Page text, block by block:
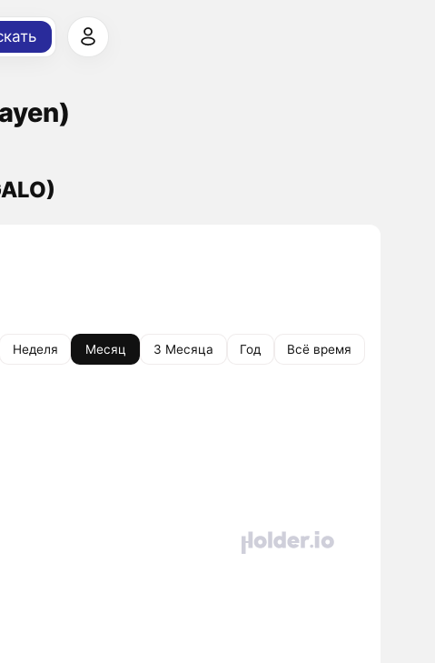
Неделя Месяц 3 Месяца Год Всё время